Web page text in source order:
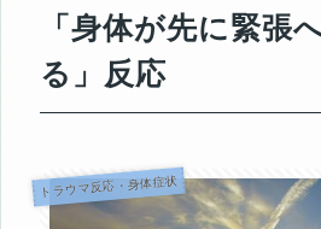
「身体が先に緊張
る」反応
トラウマ反応・身体症状